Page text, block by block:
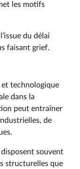
les motifs
du délai
faisant grief.
et technologique
dans la
peut entraîner
de
souvent
structurelles que